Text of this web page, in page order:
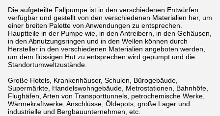
Die aufgeteilte Fallpumpe ist in den verschiedenen Entwürfen
verfügbar und gestellt von den verschiedenen Materialien her, um
einer breiten Palette von Anwendungen zu entsprechen.
Hauptteile in der Pumpe wie, in den Antreibern, in den Gehäusen,
in den Abnutzungsringen und in den Wellen können durch
Hersteller in den verschiedenen Materialien angeboten werden,
um dem flüssigen Hut zu entsprechen wird gepumpt und die
Standortumweltzustände.
Große Hotels, Krankenhäuser, Schulen, Bürogebäude,
Supermärkte, Handelswohngebäude, Metrostationen, Bahnhöfe,
Flughäfen, Arten von Transporttunnels, petrochemische Werke,
Wärmekraftwerke, Anschlüsse, Öldepots, große Lager und
industrielle und Bergbauunternehmen, etc.